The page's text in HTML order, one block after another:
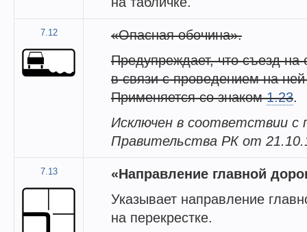
7.12
«Опасная обочина».
Предупреждает, что съезд на
в связи с проведением на
Применяется со знаком1.23.
Исключен в соответствии с
Правительства РК от
7.13
«Направление главной
Указывает направление
на перекрестке.